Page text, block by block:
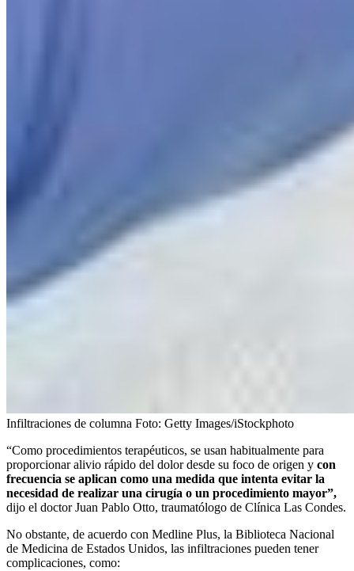
Infiltraciones de columna Foto: Getty Images/iStockphoto
“Como procedimientos terapéuticos, se usan habitualmente para
proporcionar alivio rápido del dolor desde su foco de origen y con
frecuencia se aplican como una medida que intenta evitar la
necesidad de realizar una cirugía o un procedimiento mayor”,
dijo el doctor Juan Pablo Otto, traumatólogo de Clínica Las Condes.
No obstante, de acuerdo con Medline Plus, la Biblioteca Nacional
de Medicina de Estados Unidos, las infiltraciones pueden tener
complicaciones, como: